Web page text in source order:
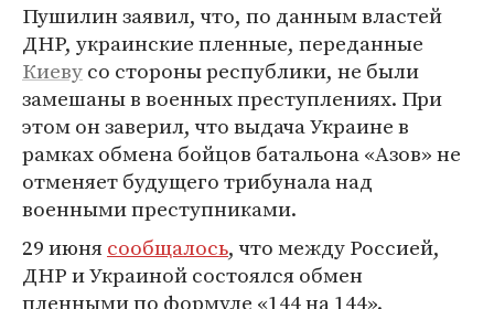
Пушилин заявил, что, по данным властей
ДНР, украинские пленные, переданные
Киевусо стороны республики, не были
замешаны в военных преступлениях. При
этом он заверил, что выдача Украине в
рамках обмена бойцов батальона «Азов» не
отменяет будущего трибунала над
военными преступниками.
29 июнясообщалось, что между Россией,
ДНР и Украиной состоялся обмен
пленными по формуле «144 на 144».